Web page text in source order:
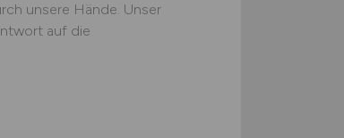
unsere Hände. Unser
auf die